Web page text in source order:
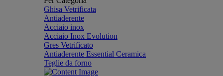
Ghisa Vetrificata
Antiaderente
Acciaio inox
Acciaio Inox Evolution
Gres Vetrificato
Antiaderente Essential Ceramica
Teglie da forno